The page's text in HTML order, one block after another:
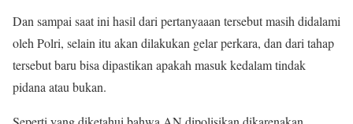
Dan sampai saat ini hasil dari pertanyaaan tersebut masih didalami
oleh Polri, selain itu akan dilakukan gelar perkara, dan dari tahap
tersebut baru bisa dipastikan apakah masuk kedalam tindak
pidana atau bukan.